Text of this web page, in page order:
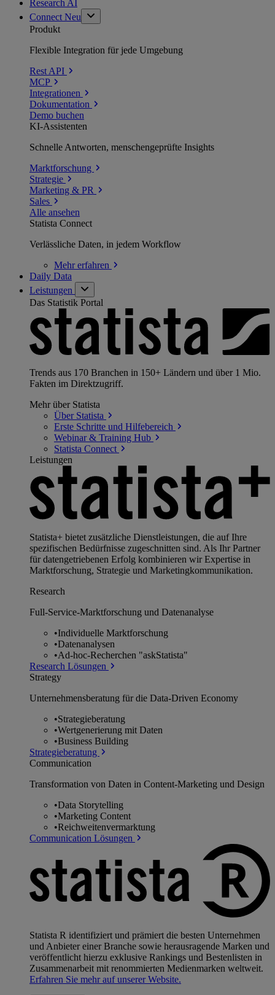
Research AI
Connect Neu
Produkt
Flexible Integration für jede Umgebung
Rest API
MCP
Integrationen
Dokumentation
Demo buchen
KI-Assistenten
Schnelle Antworten, menschengeprüfte Insights
Marktforschung
Strategie
Marketing & PR
Sales
Alle ansehen
Statista Connect
Verlässliche Daten, in jedem Workflow
Mehrerfahren
Daily Data
Leistungen
Das Statistik Portal
Trends aus 170 Branchen in 150+ Ländern und über 1 Mio.
Fakten im Direktzugriff.
Mehr über Statista
Über Statista
Erste Schritte und Hilfebereich
Webinar & Training Hub
Statista Connect
Leistungen
Statista+ bietet zusätzliche Dienstleistungen, die auf Ihre
spezifischen Bedürfnisse zugeschnitten sind. Als Ihr Partner
für datengetriebenen Erfolg kombinieren wir Expertise in
Marktforschung, Strategie und Marketingkommunikation.
Research
Full-Service-Marktforschung und Datenanalyse
•Individuelle Marktforschung
•Datenanalysen
•Ad-hoc-Recherchen "askStatista"
Research Lösungen
Strategy
Unternehmens­beratung für die Data-Driven Economy
•Strategieberatung
•Wertgenerierung mit Daten
•Business Building
Strategieberatung
Communication
Transformation von Daten in Content-Marketing und Design
•Data Storytelling
•Marketing Content
•Reichweitenvermarktung
Communication Lösungen
Statista R identifiziert und prämiert die besten Unternehmen
und Anbieter einer Branche sowie herausragende Marken und
veröffentlicht hierzu exklusive Rankings und Bestenlisten in
Zusammenarbeit mit renommierten Medienmarken weltweit.
Erfahren Sie mehr auf unserer Website.